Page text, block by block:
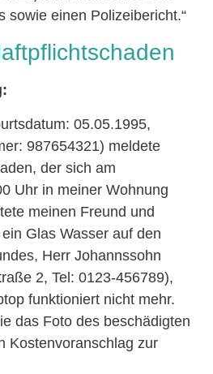
sowie einen Polizeibericht.“
05.05.1995,
987654321) meldete
der sich am
Uhr in meiner Wohnung
meinen Freund und
Glas Wasser auf den
Herr Johannssohn
2, Tel: 0123-456789),
funktioniert nicht mehr.
das Foto des beschädigten
Kostenvoranschlag zur